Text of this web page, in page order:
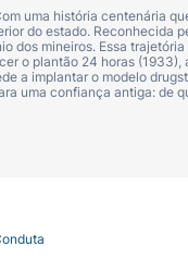
uma história centenária
do estado. Reconhecida
dos mineiros. Essa
o plantão 24 horas
a implantar o modelo
uma confiança antiga: de